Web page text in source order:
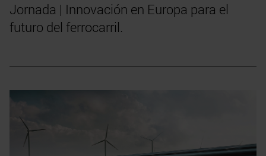
Jornada | Innovación en Europa para el
futuro del ferrocarril.